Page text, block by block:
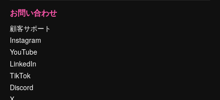
お問い合わせ
顧客サポート
Instagram
YouTube
LinkedIn
TikTok
Discord